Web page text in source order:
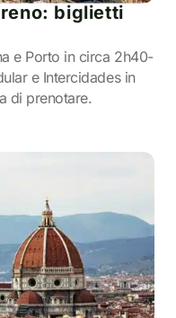
biglietti
e Porto in circa 2h40-
e Intercidades in
di prenotare.